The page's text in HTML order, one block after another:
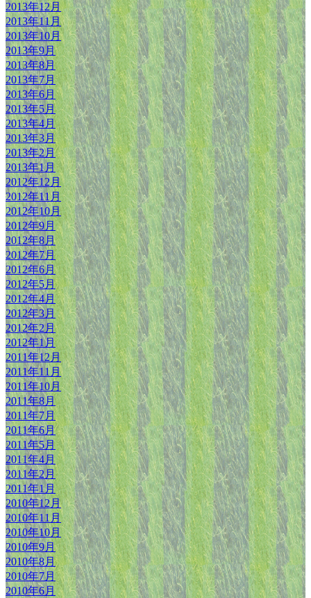
2013年12月
2013年11月
2013年10月
2013年9月
2013年8月
2013年7月
2013年6月
2013年5月
2013年4月
2013年3月
2013年2月
2013年1月
2012年12月
2012年11月
2012年10月
2012年9月
2012年8月
2012年7月
2012年6月
2012年5月
2012年4月
2012年3月
2012年2月
2012年1月
2011年12月
2011年11月
2011年10月
2011年8月
2011年7月
2011年6月
2011年5月
2011年4月
2011年2月
2011年1月
2010年12月
2010年11月
2010年10月
2010年9月
2010年8月
2010年7月
2010年6月